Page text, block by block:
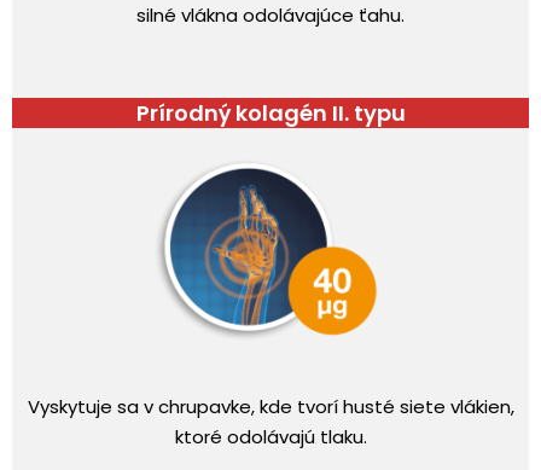
silné vlákna odolávajúce ťahu.
Prírodný kolagén II. typu
Vyskytuje sa v chrupavke, kde tvorí husté siete vlákien,
ktoré odolávajú tlaku.